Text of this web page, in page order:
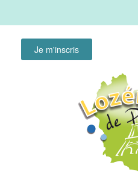
Je m'inscris